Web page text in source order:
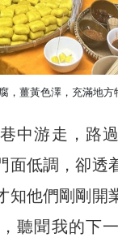
，薑黃色澤，充滿地方
中游走，路
面低調，卻透
知他們剛剛開
聽聞我的下